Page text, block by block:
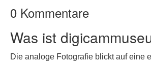
0 Kommentare
Was ist
Die analoge Fotografie blickt auf eine